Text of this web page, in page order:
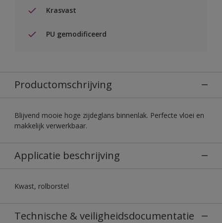
Krasvast
PU gemodificeerd
Productomschrijving
Blijvend mooie hoge zijdeglans binnenlak. Perfecte vloei en
makkelijk verwerkbaar.
Applicatie beschrijving
Kwast, rolborstel
Technische & veiligheidsdocumentatie